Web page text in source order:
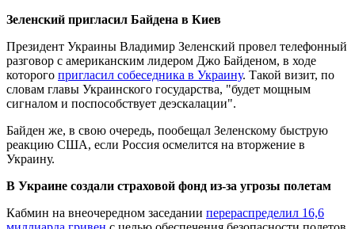
Зеленский пригласил Байдена в Киев
Президент Украины Владимир Зеленский провел телефонный
разговор с американским лидером Джо Байденом, в ходе
которого пригласил собеседника в Украину. Такой визит, по
словам главы Украинского государства, "будет мощным
сигналом и поспособствует деэскалации".
Байден же, в свою очередь, пообещал Зеленскому быструю
реакцию США, если Россия осмелится на вторжение в
Украину.
В Украине создали страховой фонд из-за угрозы полетам
Кабмин на внеочередном заседании перераспределил 16,6